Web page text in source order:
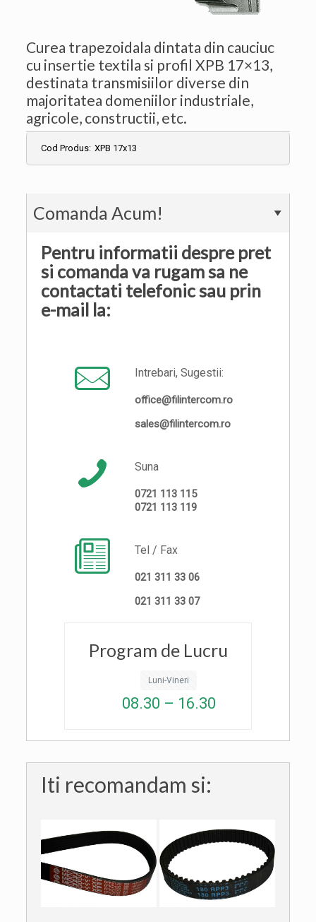
Curea trapezoidala dintata din cauciuc
cu insertie textila si profil XPB 17×13,
destinata transmisiilor diverse din
majoritatea domeniilor industriale,
agricole, constructii, etc.
Cod Produs: XPB 17x13
Comanda Acum!
Pentru informatii despre pret
si comanda va rugam sa ne
contactati telefonic sau prin
e-mail la:
Intrebari, Sugestii:
office@filintercom.ro
sales@filintercom.ro
Suna
0721 113 115
0721 113 119
Tel / Fax
021 311 33 06
021 311 33 07
Program de Lucru
Luni-Vineri
08.30 – 16.30
Iti recomandam si: